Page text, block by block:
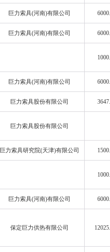
巨力索具(河南)有限公司
巨力索具(河南)有限公司
巨力索具(河南)有限公司
巨力索具股份有限公司
巨力索具股份有限公司
巨力索具研究院(天津)有限公司
巨力索具(河南)有限公司
保定巨力供热有限公司